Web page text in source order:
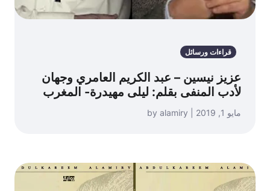
قراءات ورسائل
عزيز نيسين – عبد الكريم العامري وجهان
لأدب المنفى بقلم: ليلى مهيدرة- المغرب
مايو 1, 2019 | by alamiry